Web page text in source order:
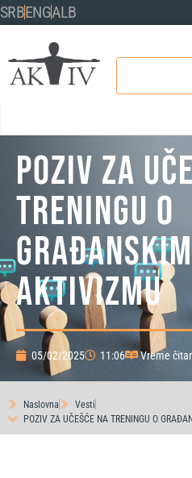
SRBENGALB
POZIV ZA
TRENINGU O
AKTIVIZMU
05/02/2025 11:06 Vreme
Naslovna
Vesti
POZIV ZA UČEŠĆE NA TRENINGU O